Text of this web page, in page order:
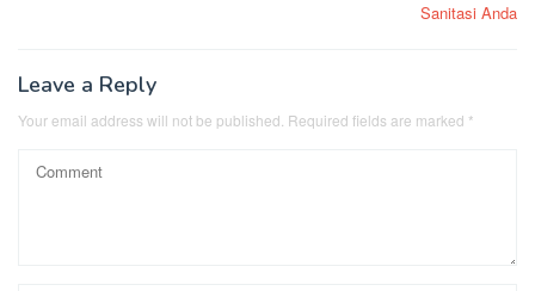
Sanitasi Anda
Leave a Reply
Your email address will not be published. Required fields are marked *